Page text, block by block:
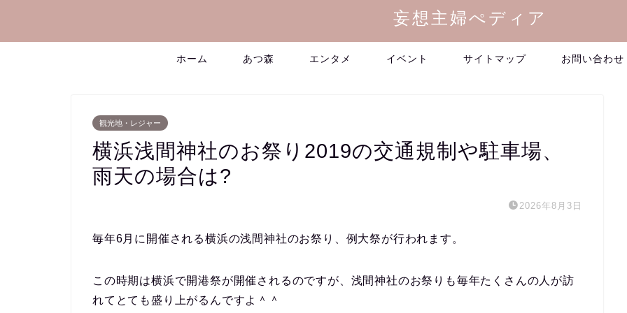
妄想主婦ぺディア
ホーム あつ森 エンタメ イベント サイトマップ お問い合わせ
観光地・レジャー
横浜浅間神社のお祭り2019の交通規制や駐車場、
雨天の場合は?
2026年8月3日
毎年6月に開催される横浜の浅間神社のお祭り、例大祭が行われます。
この時期は横浜で開港祭が開催されるのですが、浅間神社のお祭りも毎年たくさんの人が訪
れてとても盛り上がるんですよ＾＾